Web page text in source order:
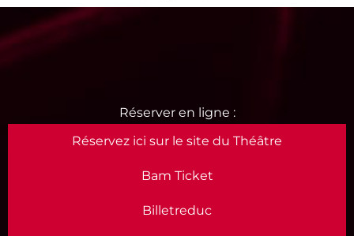
Réservez ici sur le site du Théâtre
Bam Ticket
Billetreduc